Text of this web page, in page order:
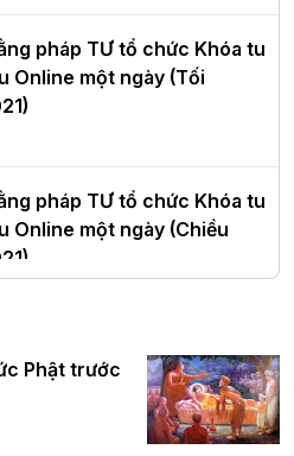
được suy
tỉnh
Bồ Đề trang
PL.2570 –
pháp TƯ tổ chức Khóa tu
Online một ngày (Tối
pháp TƯ tổ chức Khóa tu
Online một ngày (Chiều
pháp TƯ tổ chức Khóa tu
Online một ngày (Sáng
Phật trước